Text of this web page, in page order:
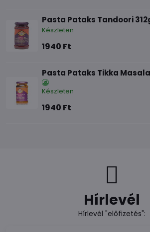
Pasta Pataks Tandoori
Készleten
1940 Ft
Pasta Pataks Tikka
Készleten
1940 Ft
Hírlevél
Hírlevél "előfizetés":